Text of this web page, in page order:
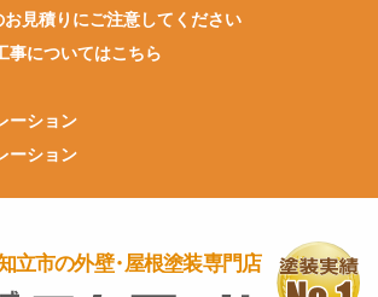
見積りにご注意してください
事についてはこちら
ーション
ーション